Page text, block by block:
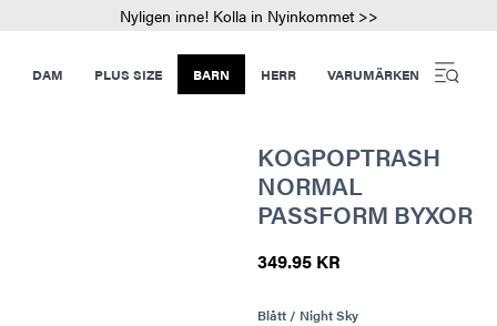
Nyligen inne! Kolla in Nyinkommet >>
DAM PLUS SIZE BARN HERR VARUMÄRKEN
KOGPOPTRASH
NORMAL
PASSFORM BYXOR
349.95 KR
Blått / Night Sky